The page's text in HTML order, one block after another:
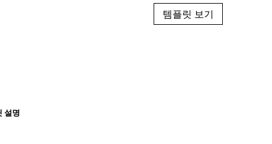
템플릿 보기
설명